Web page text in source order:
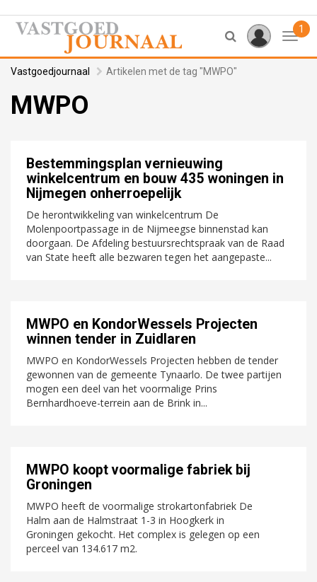
1
Vastgoedjournaal Artikelen met de tag "MWPO"
MWPO
Bestemmingsplan vernieuwing
winkelcentrum en bouw 435 woningen in
Nijmegen onherroepelijk
De herontwikkeling van winkelcentrum De
Molenpoortpassage in de Nijmeegse binnenstad kan
doorgaan. De Afdeling bestuursrechtspraak van de Raad
van State heeft alle bezwaren tegen het aangepaste...
MWPO en KondorWessels Projecten
winnen tender in Zuidlaren
MWPO en KondorWessels Projecten hebben de tender
gewonnen van de gemeente Tynaarlo. De twee partijen
mogen een deel van het voormalige Prins
Bernhardhoeve-terrein aan de Brink in...
MWPO koopt voormalige fabriek bij
Groningen
MWPO heeft de voormalige strokartonfabriek De
Halm aan de Halmstraat 1-3 in Hoogkerk in
Groningen gekocht. Het complex is gelegen op een
perceel van 134.617 m2.